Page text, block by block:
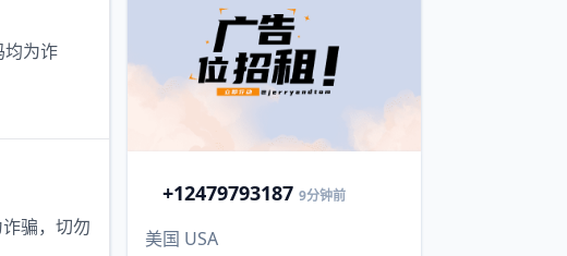
均为诈
骗，切勿
+12479793187 9分钟前
美国 USA